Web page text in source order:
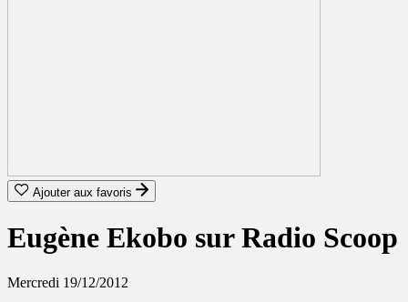
Ajouter aux favoris
Eugène Ekobo sur Radio Scoop
Mercredi 19/12/2012